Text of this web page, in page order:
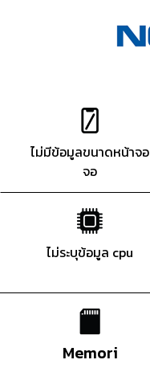
ไม่มีข้อมูลขนาดหน้าจอ
จอ
ไม่ระบุข้อมูล cpu
Memori